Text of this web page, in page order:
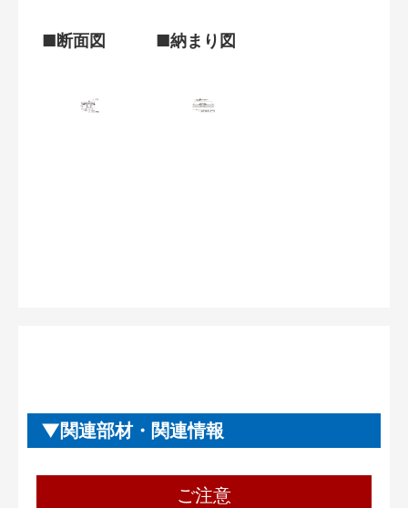
■断面図 ■納まり図
関連部材・関連情報
ご注意